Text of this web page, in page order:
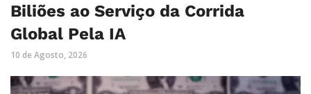
Biliões ao Serviço da Corrida
Global Pela IA
10 de Agosto, 2026